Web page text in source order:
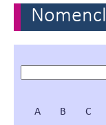
A B C